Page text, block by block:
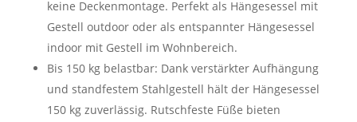
keine Deckenmontage. Perfekt als Hängesessel mit
Gestell outdoor oder als entspannter Hängesessel
indoor mit Gestell im Wohnbereich.
Bis 150 kg belastbar: Dank verstärkter Aufhängung
und standfestem Stahlgestell hält der Hängesessel
150 kg zuverlässig. Rutschfeste Füße bieten